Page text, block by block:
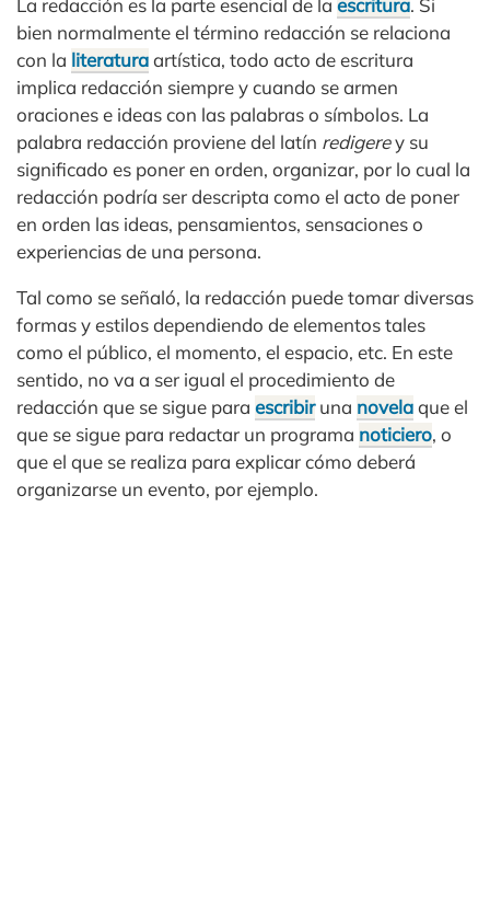
La redacción es la parte esencial de la escritura. Si
bien normalmente el término redacción se relaciona
con la literaturaartística, todo acto de escritura
implica redacción siempre y cuando se armen
oraciones e ideas con las palabras o símbolos. La
palabra redacción proviene del latín redigerey su
significado es poner en orden, organizar, por lo cual la
redacción podría ser descripta como el acto de poner
en orden las ideas, pensamientos, sensaciones o
experiencias de una persona.
Tal como se señaló, la redacción puede tomar diversas
formas y estilos dependiendo de elementos tales
como el público, el momento, el espacio, etc. En este
sentido, no va a ser igual el procedimiento de
redacción que se sigue para escribiruna novelaque el
que se sigue para redactar un programa noticiero, o
que el que se realiza para explicar cómo deberá
organizarse un evento, por ejemplo.